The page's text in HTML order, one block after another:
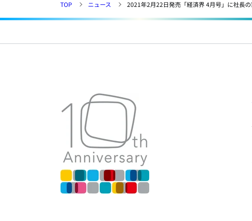
TOP ニュース 2021年2月22日発売「経済界 4月号」に社長